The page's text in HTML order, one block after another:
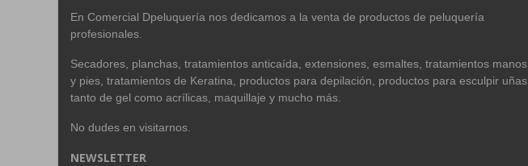
En Comercial Dpeluquería nos dedicamos a la venta de productos de peluquería
profesionales.
Secadores, planchas, tratamientos anticaída, extensiones, esmaltes, tratamientos manos
y pies, tratamientos de Keratina, productos para depilación, productos para esculpir uñas
tanto de gel como acrílicas, maquillaje y mucho más.
No dudes en visitarnos.
NEWSLETTER